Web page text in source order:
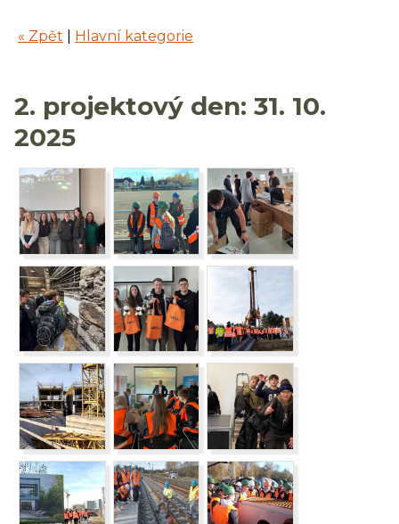
« Zpět Hlavní kategorie
2. projektový den: 31. 10.
2025